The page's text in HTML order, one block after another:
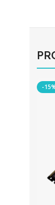
-